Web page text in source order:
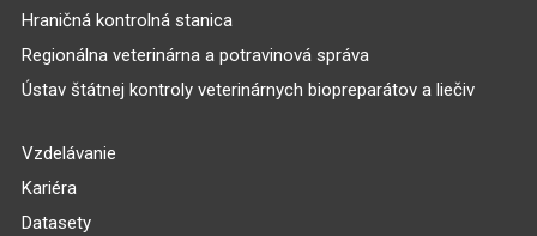
Hraničná kontrolná stanica
Regionálna veterinárna a potravinová správa
Ústav štátnej kontroly veterinárnych biopreparátov a liečiv
Vzdelávanie
Kariéra
Datasety